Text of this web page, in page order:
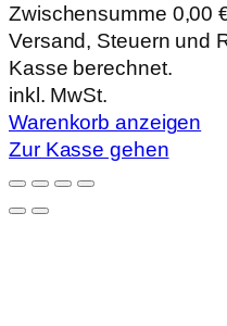
Produkte
im
Warenkorb
Zwischensumme 0,00
Versand, Steuern und
Kasse berechnet.
inkl. MwSt.
Warenkorb anzeigen
Zur Kasse gehen